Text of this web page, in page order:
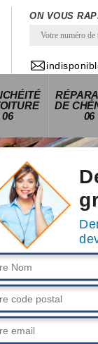
ON VOUS
06
DE
06